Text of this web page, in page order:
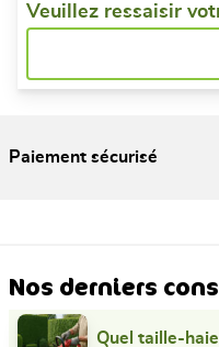
Veuillez ressaisir
Paiement sécurisé
Nos derniers
Quel taille-